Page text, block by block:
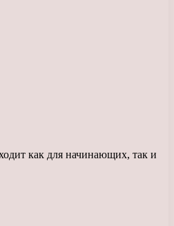
как для начинающих, так и